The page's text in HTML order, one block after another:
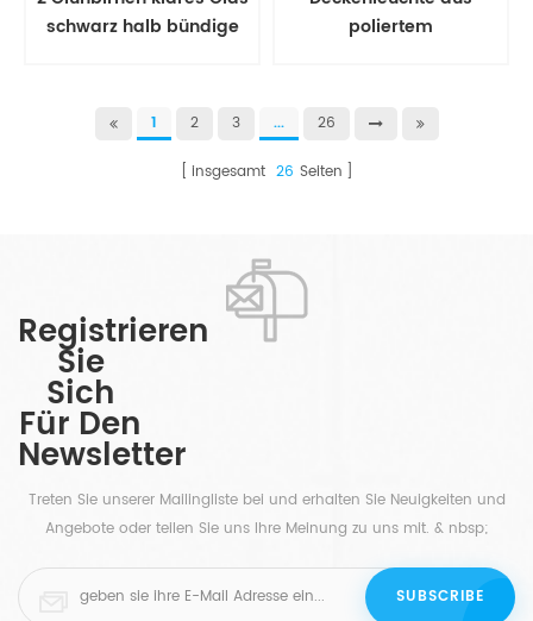
schwarz halb bündige
poliertem
1 2 3 ... 26
insgesamt 26 Seiten
Registrieren
Sie
Sich
Für Den
Newsletter
Treten Sie unserer Mailingliste bei und erhalten Sie Neuigkeiten und
Angebote oder teilen Sie uns Ihre Meinung zu uns mit. & nbsp;